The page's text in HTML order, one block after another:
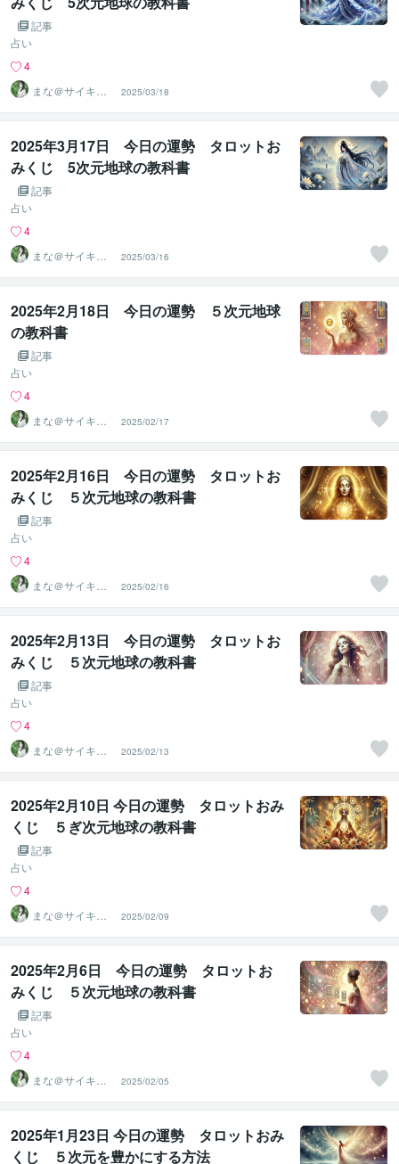
記事
占い
4
まな＠サイキッ
ク能力を覚醒さ
せる専門家
2025/03/18
2025年3月17日 今日の運勢 タロットお
みくじ 5次元地球の教科書
記事
占い
4
まな＠サイキッ
ク能力を覚醒さ
せる専門家
2025/03/16
2025年2月18日 今日の運勢 ５次元地球
の教科書
記事
占い
4
まな＠サイキッ
ク能力を覚醒さ
せる専門家
2025/02/17
2025年2月16日 今日の運勢 タロットお
みくじ ５次元地球の教科書
記事
占い
4
まな＠サイキッ
ク能力を覚醒さ
せる専門家
2025/02/16
2025年2月13日 今日の運勢 タロットお
みくじ ５次元地球の教科書
記事
占い
4
まな＠サイキッ
ク能力を覚醒さ
せる専門家
2025/02/13
2025年2月10日 今日の運勢 タロットおみ
くじ ５ぎ次元地球の教科書
記事
占い
4
まな＠サイキッ
ク能力を覚醒さ
せる専門家
2025/02/09
2025年2月6日 今日の運勢 タロットお
みくじ ５次元地球の教科書
記事
占い
4
まな＠サイキッ
ク能力を覚醒さ
せる専門家
2025/02/05
2025年1月23日 今日の運勢 タロットおみ
くじ ５次元を豊かにする方法